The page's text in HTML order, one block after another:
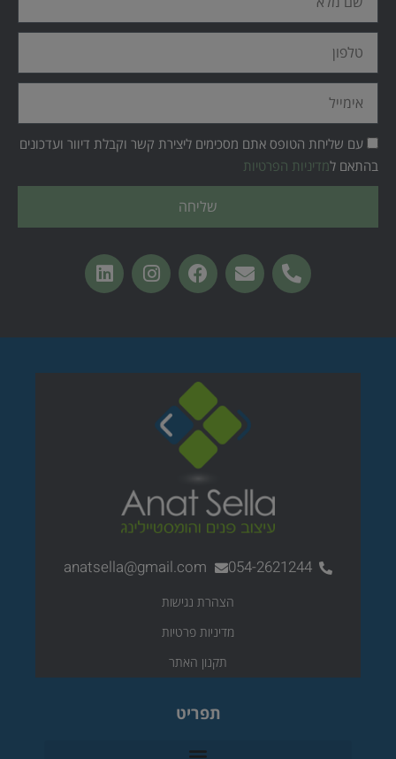
מלא
עם שליחת הטופס אתם מסכימים ליצירת קשר וקבלת דיוור ועדכונים
בהתאם למדיניות הפרטיות
שליחה
P
h
o
e
a
E
n
v
l
p
F
a
c
b
o
k
I
n
s
a
r
L
i
n
e
i
054-2621244
anatsella@gmail.com
הצהרת נגישות
מדיניות פרטיות
תקנון האתר
תפריט